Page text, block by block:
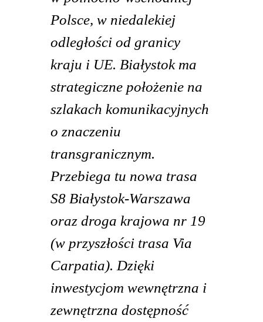
Polsce, w niedalekiej
odległości od granicy
kraju i UE. Białystok ma
strategiczne położenie na
szlakach komunikacyjnych
o znaczeniu
transgranicznym.
Przebiega tu nowa trasa
S8 Białystok-Warszawa
oraz droga krajowa nr 19
(w przyszłości trasa Via
Carpatia). Dzięki
inwestycjom wewnętrzna i
zewnętrzna dostępność